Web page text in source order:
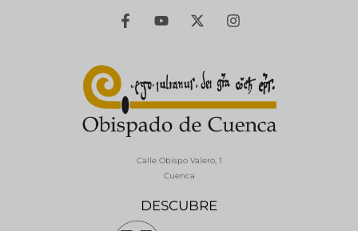
DESCUBRE
Calle Obispo Valero, 1
Cuenca